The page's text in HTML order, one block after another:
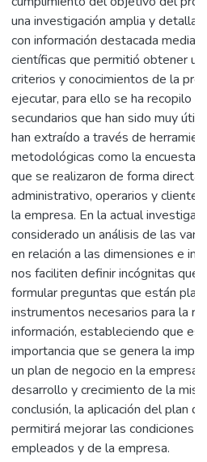
una investigación amplia y
con información destacada
científicas que permitió obtener
criterios y conocimientos de la
ejecutar, para ello se ha recopilo
secundarios que han sido muy
han extraído a través de
metodológicas como la encuesta
que se realizaron de forma directa
administrativo, operarios y
la empresa. En la actual
considerado un análisis de las
en relación a las dimensiones e
nos faciliten definir incógnitas que
formular preguntas que están
instrumentos necesarios para la
información, estableciendo que es
importancia que se genera la
un plan de negocio en la empresa
desarrollo y crecimiento de la
conclusión, la aplicación del plan
permitirá mejorar las condiciones
empleados y de la empresa.